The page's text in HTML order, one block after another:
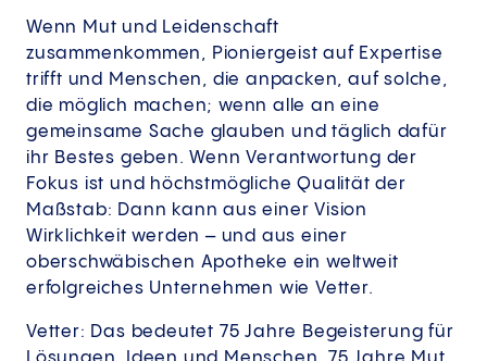
Wenn Mut und Leidenschaft
zusammenkommen, Pioniergeist auf Expertise
trifft und Menschen, die anpacken, auf solche,
die möglich machen; wenn alle an eine
gemeinsame Sache glauben und täglich dafür
ihr Bestes geben. Wenn Verantwortung der
Fokus ist und höchstmögliche Qualität der
Maßstab: Dann kann aus einer Vision
Wirklichkeit werden – und aus einer
oberschwäbischen Apotheke ein weltweit
erfolgreiches Unternehmen wie Vetter.
Vetter: Das bedeutet 75 Jahre Begeisterung für